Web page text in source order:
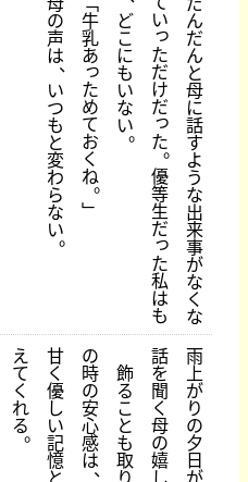
ん
だ
ん
と
母
に
話
す
よ
う
な
出
来
事
が
な
く
な
い
っ
た
だ
け
だ
っ
た。
優
等
生
だ
っ
た
私
は
も
ど
こ
に
も
い
な
い。
牛
乳
あ
っ
た
め
て
お
く
ね。
﹂
の
声
は、
い
つ
も
と
変
わ
ら
な
い。
雨
上
が
り
の
夕
日
が
話
を
聞
く
母
の
嬉
し
飾
る
こ
と
も
取
り
の
時
の
安
心
感
は、
甘
く
優
し
い
記
憶
と
え
て
く
れ
る。